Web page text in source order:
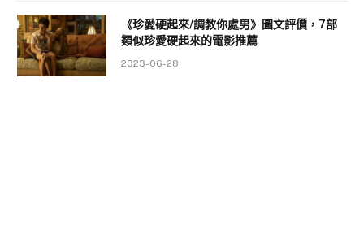
《珍愛硬起來/調教你處男》圖文評價，7部
類似珍愛硬起來的電影推薦
2023-06-28